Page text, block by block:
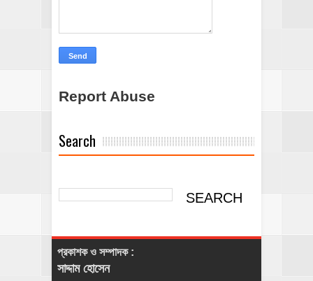
Report Abuse
Search
প্রকাশক ও সম্পাদক :
সাদ্দাম হোসেন